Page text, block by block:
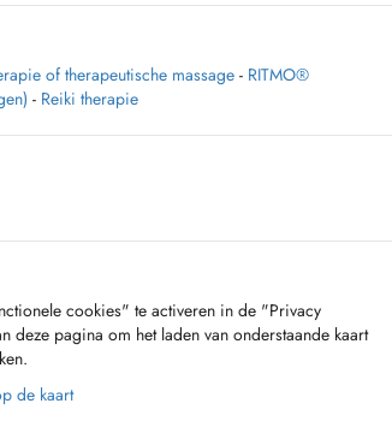
of therapeutische massage - RITMO®
- Reiki therapie
cookies" te activeren in de "Privacy
deze pagina om het laden van onderstaande kaart
de kaart